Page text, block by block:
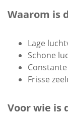
Waarom is
Lage
Schone
Frisse
Voor wie is